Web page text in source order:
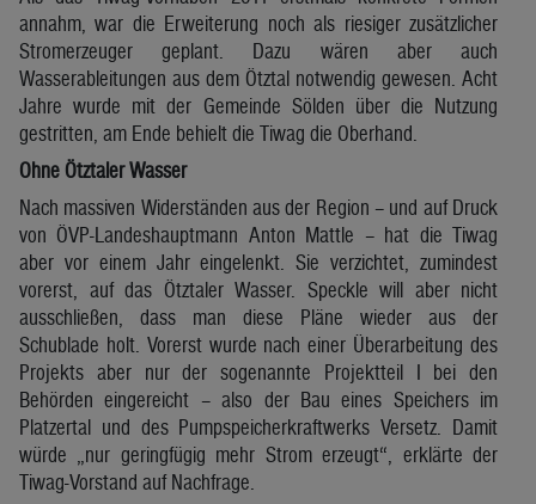
annahm, war die Erweiterung noch als riesiger zusätzlicher
Stromerzeuger geplant. Dazu wären aber auch
Wasserableitungen aus dem Ötztal notwendig gewesen. Acht
Jahre wurde mit der Gemeinde Sölden über die Nutzung
gestritten, am Ende behielt die Tiwag die Oberhand.
Ohne Ötztaler Wasser
Nach massiven Widerständen aus der Region – und auf Druck
von ÖVP-Landeshauptmann Anton Mattle – hat die Tiwag
aber vor einem Jahr eingelenkt. Sie verzichtet, zumindest
vorerst, auf das Ötztaler Wasser. Speckle will aber nicht
ausschließen, dass man diese Pläne wieder aus der
Schublade holt. Vorerst wurde nach einer Überarbeitung des
Projekts aber nur der sogenannte Projektteil I bei den
Behörden eingereicht – also der Bau eines Speichers im
Platzertal und des Pumpspeicherkraftwerks Versetz. Damit
würde „nur geringfügig mehr Strom erzeugt“, erklärte der
Tiwag-Vorstand auf Nachfrage.